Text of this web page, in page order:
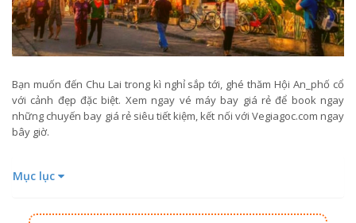
Bạn muốn đến Chu Lai trong kì nghỉ sắp tới, ghé thăm Hội An_phố cổ
với cảnh đẹp đặc biệt. Xem ngay vé máy bay giá rẻ để book ngay
những chuyến bay giá rẻ siêu tiết kiệm, kết nối với Vegiagoc.com ngay
bây giờ.
Mục lục